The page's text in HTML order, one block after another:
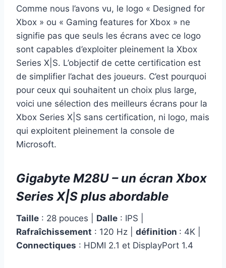
Comme nous l’avons vu, le logo « Designed for
Xbox » ou « Gaming features for Xbox » ne
signifie pas que seuls les écrans avec ce logo
sont capables d’exploiter pleinement la Xbox
Series X|S. L’objectif de cette certification est
de simplifier l’achat des joueurs. C’est pourquoi
pour ceux qui souhaitent un choix plus large,
voici une sélection des meilleurs écrans pour la
Xbox Series X|S sans certification, ni logo, mais
qui exploitent pleinement la console de
Microsoft.
Gigabyte M28U – un écran Xbox
Series X|S plus abordable
Taille : 28 pouces | Dalle : IPS |
Rafraîchissement : 120 Hz | définition : 4K |
Connectiques : HDMI 2.1 et DisplayPort 1.4